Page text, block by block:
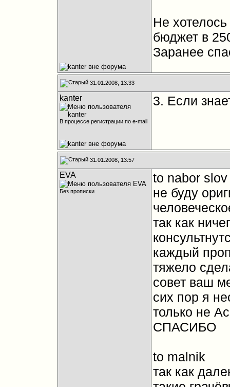
Не
бюджет в
Заранее
31.01.2008, 13:33
kanter
В процессе регистрации по e-mail
3. Если
31.01.2008, 13:57
EVA
Без прописки
to nabor slov
не буду
так как
каждый
тяжело
совет ваш
сих пор я
только не
СПАСИБО
to malnik
так как